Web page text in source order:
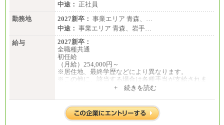
■(株)JTBパブリッシング ※2027年新卒募集終了
総合職 月給241,000円
中途：
①月給227,000円以上
②月給212,000円以上
③月給172,500円以上
④月給23万円～37万円
⑤月給20万円～25万円
⑥月給33万円～48万円
⑦月給271,000円以上
⑧～⑮月給200,000円〜月給400,000円
⑯月給185,000円以上
⑰月給237,000円以上
⑱月給212,000円以上
⑲東京：月給202,000 円以上 、京都：月給193,000 円
以上
中途： 正社員
勤務地
2027新卒： 事業エリア 青森、…
中途： 事業エリア 青森、岩手…
給与
2027新卒：
全職種共通
初任給
（月給）254,000円～
※居住地、最終学歴などにより異なります。
※この他に、該当する場合は各種手当が支給されま
中途：
全職種共通
+ 続きを読む